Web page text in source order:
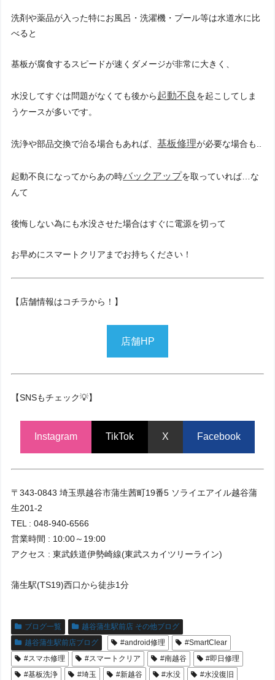
洗剤や薬品が入った特にお風呂・洗濯機・プール等は水道水に比
べると
基板が腐食するスピードが速くダメージが非常に大きく、
水没してすぐは問題がなくても後から起動不良 を起こしてしま
うケースが多いです。
洗浄や部品交換で治る場合もあれば、基板修理が必要な場合も..
起動不良になってからあの時バックアップを取っていれば…な
んて
後悔しない為にも水没させた場合はすぐに電源を切って
お早めにスマートクリアまでお持ちください！
【店舗情報はコチラから！】
店舗HP
【SNSもチェック💡】
Instagram TikTok X Facebook
〒343-0843 埼玉県越谷市蒲生茜町19番5 ソライエアイル越谷蒲
生201-2
TEL : 048-940-6566
営業時間 : 10:00～19:00
アクセス : 東武鉄道伊勢崎線(東武スカイツリーライン)
蒲生駅(TS19)西口から徒歩1分
ブログ一覧
越谷蒲生駅前店 その他ブログ
越谷蒲生駅前店ブログ
#android修理
#SmartClear
#スマホ修理
#スマートクリア #南越谷
#即日修理
#基板洗浄
#埼玉 #新越谷 #水没
#水没復旧